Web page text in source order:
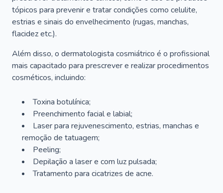
tópicos para prevenir e tratar condições como celulite,
estrias e sinais do envelhecimento (rugas, manchas,
flacidez etc.).
Além disso, o dermatologista cosmiátrico é o profissional
mais capacitado para prescrever e realizar procedimentos
cosméticos, incluindo:
Toxina botulínica;
Preenchimento facial e labial;
Laser para rejuvenescimento, estrias, manchas e
remoção de tatuagem;
Peeling;
Depilação a laser e com luz pulsada;
Tratamento para cicatrizes de acne.